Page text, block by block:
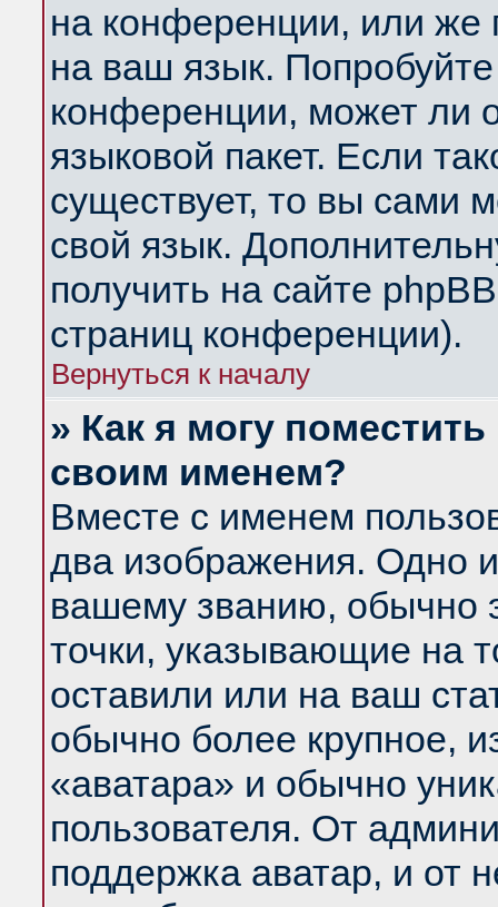
на конференции, или же
на ваш язык.
конференции, может ли
языковой пакет. Если
существует, то вы сами
свой язык.
получить на сайте
страниц конференции).
Вернуться к началу
» Как я могу
своим именем?
Вместе с именем
два изображения. Одно
вашему званию, обычно
точки, указывающие на
оставили или на ваш
обычно более крупное,
«аватара» и обычно
пользователя. От
поддержка аватар, и от